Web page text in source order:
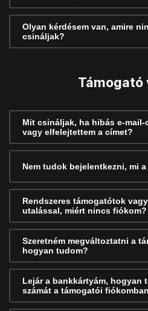
Olyan kérdésem van, amire
csináljak?
Támogató
Mit csináljak, ha hibás e-mail-
vagy elfelejtettem a címet?
Nem tudok bejelentkezni, mi
Rendszeres támogatótok
utalással, miért nincs fiókom?
Szeretném megváltoztatni a
hogyan tudom?
Lejár a bankkártyám, hogyan
számát a támogatói